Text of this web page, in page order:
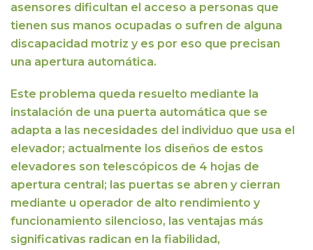
asensores dificultan el acceso a personas que
tienen sus manos ocupadas o sufren de alguna
discapacidad motriz y es por eso que precisan
una apertura automática.
Este problema queda resuelto mediante la
instalación de una puerta automática que se
adapta a las necesidades del individuo que usa el
elevador; actualmente los diseños de estos
elevadores son telescópicos de 4 hojas de
apertura central; las puertas se abren y cierran
mediante u operador de alto rendimiento y
funcionamiento silencioso, las ventajas más
significativas radican en la fiabilidad,